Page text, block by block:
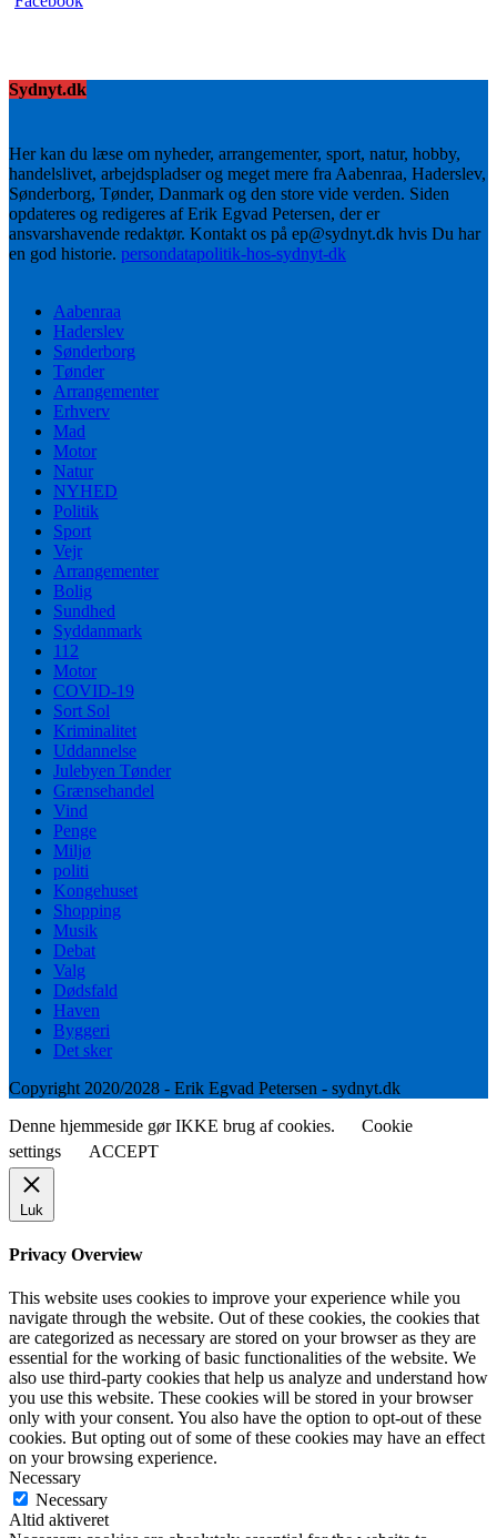
Sydnyt.dk
Her kan du læse om nyheder, arrangementer, sport, natur, hobby,
handelslivet, arbejdspladser og meget mere fra Aabenraa, Haderslev,
Sønderborg, Tønder, Danmark og den store vide verden. Siden
opdateres og redigeres af Erik Egvad Petersen, der er
ansvarshavende redaktør. Kontakt os på ep@sydnyt.dk hvis Du har
en god historie. persondatapolitik-hos-sydnyt-dk
Aabenraa
Haderslev
Sønderborg
Tønder
Arrangementer
Erhverv
Mad
Motor
Natur
NYHED
Politik
Sport
Vejr
Arrangementer
Bolig
Sundhed
Syddanmark
112
Motor
COVID-19
Sort Sol
Kriminalitet
Uddannelse
Julebyen Tønder
Grænsehandel
Vind
Penge
Miljø
politi
Kongehuset
Shopping
Musik
Debat
Valg
Dødsfald
Haven
Byggeri
Det sker
Copyright 2020/2028 - Erik Egvad Petersen - sydnyt.dk
Denne hjemmeside gør IKKE brug af cookies.
Cookie
settings
ACCEPT
Luk
Privacy Overview
This website uses cookies to improve your experience while you
navigate through the website. Out of these cookies, the cookies that
are categorized as necessary are stored on your browser as they are
essential for the working of basic functionalities of the website. We
also use third-party cookies that help us analyze and understand how
you use this website. These cookies will be stored in your browser
only with your consent. You also have the option to opt-out of these
cookies. But opting out of some of these cookies may have an effect
on your browsing experience.
Necessary
Necessary
Altid aktiveret